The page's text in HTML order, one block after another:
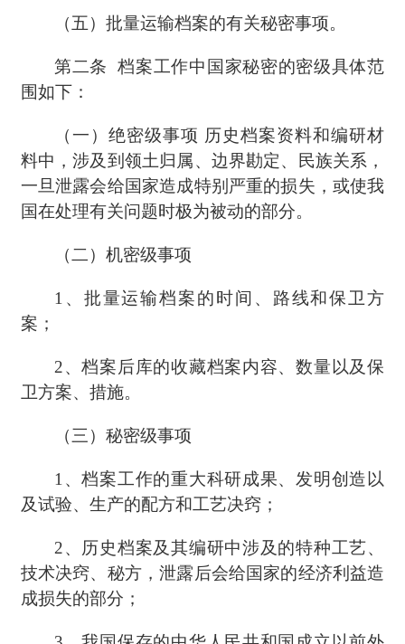
（五）批量运输档案的有关秘密事项。
第二条
档案工作中国家秘密的密级具体范
围如下：
（一）绝密级事项 历史档案资料和编研材
料中，涉及到领土归属、边界勘定、民族关系，
一旦泄露会给国家造成特别严重的损失，或使我
国在处理有关问题时极为被动的部分。
（二）机密级事项
1、批量运输档案的时间、路线和保卫方
案；
2、档案后库的收藏档案内容、数量以及保
卫方案、措施。
（三）秘密级事项
1、档案工作的重大科研成果、发明创造以
及试验、生产的配方和工艺决窍；
2、历史档案及其编研中涉及的特种工艺、
技术决窍、秘方，泄露后会给国家的经济利益造
成损失的部分；